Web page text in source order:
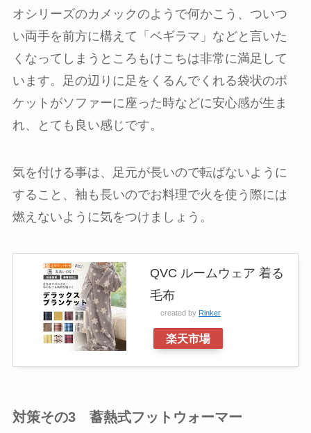
オシリーズのカメックのようで何かこう、ついつ
い両手を前方に構えて「ベギラマ」などと言いた
くなってしまうところもけこちは非常に満足して
います。足の辺りに足をくるんでくれる袋状のポ
ケットがソファーに座った時などに安心感が生ま
れ、とても良い感じです。
気を付ける事は、足元が長いので転ばないように
すること、袖も長いのでお料理で火を使う際には
燃えないように気をつけましょう。
QVC ルームウェア 着る
毛布
created by Rinker
楽天市場
対策その3 蓄熱式フットウォーマー